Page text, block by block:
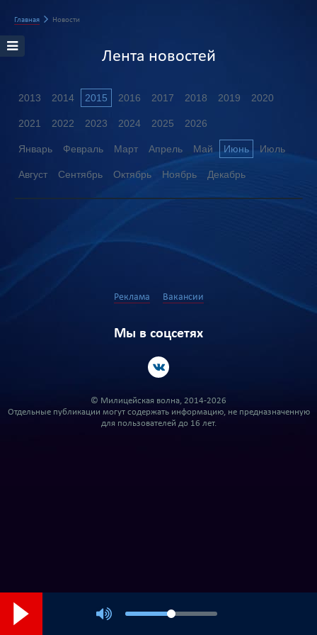
Главная Новости
Лента новостей
2013 2014 2015 2016 2017 2018 2019 2020
2021 2022 2023 2024 2025 2026
Январь Февраль Март Апрель Май Июнь Июль
Август Сентябрь Октябрь Ноябрь Декабрь
Реклама Вакансии
Мы в соцсетях
© Милицейская волна, 2014-2026
Отдельные публикации могут содержать информацию, не предназначенную
для пользователей до 16 лет.